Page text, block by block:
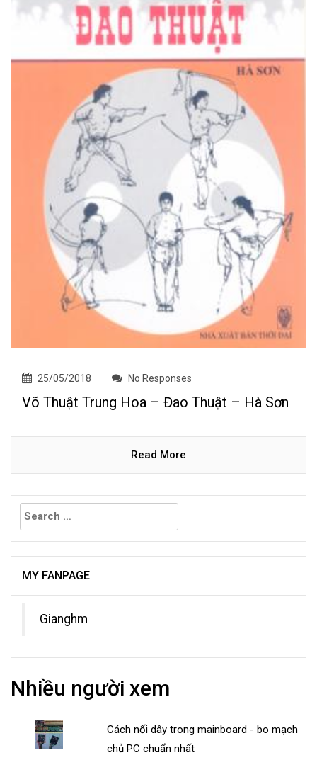
25/05/2018 No Responses
Võ Thuật Trung Hoa – Đao Thuật – Hà Sơn
Read More
Search
for:
MY FANPAGE
Gianghm
Nhiều người xem
Cách nối dây trong mainboard - bo mạch
chủ PC chuẩn nhất